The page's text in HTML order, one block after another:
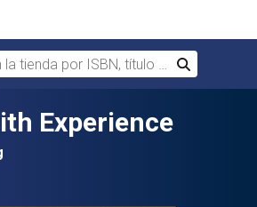
tienda por ISBN, título o autor
Buscar
Experience